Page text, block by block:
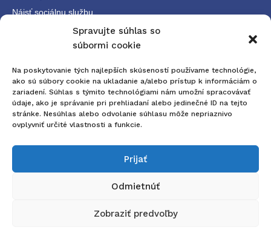
Spravujte súhlas so
súbormi cookie
Na poskytovanie tých najlepších skúseností používame technológie,
ako sú súbory cookie na ukladanie a/alebo prístup k informáciám o
zariadení. Súhlas s týmito technológiami nám umožní spracovávať
údaje, ako je správanie pri prehliadaní alebo jedinečné ID na tejto
stránke. Nesúhlas alebo odvolanie súhlasu môže nepriaznivo
ovplyvniť určité vlastnosti a funkcie.
Prijať
Odmietnúť
Zobraziť predvoľby
Nájsť sociálnu službu
Kontaktné údaje
E-mail: komunitneplanovanie@trnava.sk
Tel. č.: +421 33 32 36 170
Mestský úrad v Trnave Trhová 3, 917 01
Copyright © odbor sociálnych vecí Mestského úradu v